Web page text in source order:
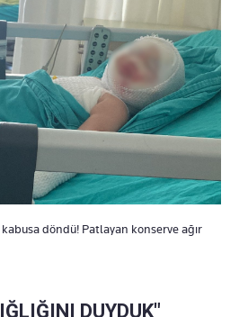
döndü! Patlayan konserve ağır
DUYDUK"